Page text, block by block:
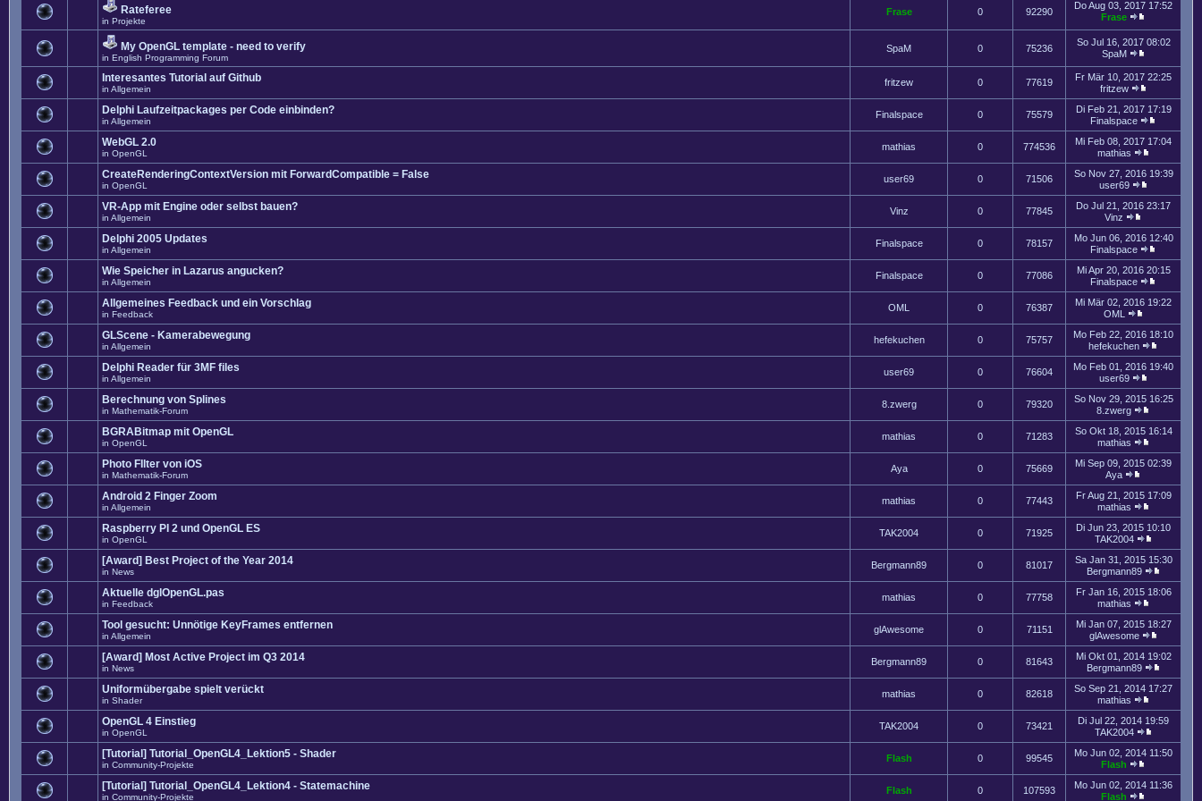
Rateferee
in Projekte
Frase 0 92290
Do Aug 03, 2017 17:52
Frase
My OpenGL template - need to verify
in English Programming Forum
SpaM 0 75236
So Jul 16, 2017 08:02
SpaM
Interesantes Tutorial auf Github
in Allgemein
fritzew 0 77619
Fr Mär 10, 2017 22:25
fritzew
Delphi Laufzeitpackages per Code einbinden?
in Allgemein
Finalspace 0 75579
Di Feb 21, 2017 17:19
Finalspace
WebGL 2.0
in OpenGL
mathias 0 774536
Mi Feb 08, 2017 17:04
mathias
CreateRenderingContextVersion mit ForwardCompatible = False
in OpenGL
user69 0 71506
So Nov 27, 2016 19:39
user69
VR-App mit Engine oder selbst bauen?
in Allgemein
Vinz 0 77845
Do Jul 21, 2016 23:17
Vinz
Delphi 2005 Updates
in Allgemein
Finalspace 0 78157
Mo Jun 06, 2016 12:40
Finalspace
Wie Speicher in Lazarus angucken?
in Allgemein
Finalspace 0 77086
Mi Apr 20, 2016 20:15
Finalspace
Allgemeines Feedback und ein Vorschlag
in Feedback
OML 0 76387
Mi Mär 02, 2016 19:22
OML
GLScene - Kamerabewegung
in Allgemein
hefekuchen 0 75757
Mo Feb 22, 2016 18:10
hefekuchen
Delphi Reader für 3MF files
in Allgemein
user69 0 76604
Mo Feb 01, 2016 19:40
user69
Berechnung von Splines
in Mathematik-Forum
8.zwerg 0 79320
So Nov 29, 2015 16:25
8.zwerg
BGRABitmap mit OpenGL
in OpenGL
mathias 0 71283
So Okt 18, 2015 16:14
mathias
Photo FIlter von iOS
in Mathematik-Forum
Aya 0 75669
Mi Sep 09, 2015 02:39
Aya
Android 2 Finger Zoom
in Allgemein
mathias 0 77443
Fr Aug 21, 2015 17:09
mathias
Raspberry PI 2 und OpenGL ES
in OpenGL
TAK2004 0 71925
Di Jun 23, 2015 10:10
TAK2004
[Award] Best Project of the Year 2014
in News
Bergmann89 0 81017
Sa Jan 31, 2015 15:30
Bergmann89
Aktuelle dglOpenGL.pas
in Feedback
mathias 0 77758
Fr Jan 16, 2015 18:06
mathias
Tool gesucht: Unnötige KeyFrames entfernen
in Allgemein
glAwesome 0 71151
Mi Jan 07, 2015 18:27
glAwesome
[Award] Most Active Project im Q3 2014
in News
Bergmann89 0 81643
Mi Okt 01, 2014 19:02
Bergmann89
Uniformübergabe spielt verückt
in Shader
mathias 0 82618
So Sep 21, 2014 17:27
mathias
OpenGL 4 Einstieg
in OpenGL
TAK2004 0 73421
Di Jul 22, 2014 19:59
TAK2004
[Tutorial] Tutorial_OpenGL4_Lektion5 - Shader
in Community-Projekte
Flash 0 99545
Mo Jun 02, 2014 11:50
Flash
[Tutorial] Tutorial_OpenGL4_Lektion4 - Statemachine
in Community-Projekte
Flash 0 107593
Mo Jun 02, 2014 11:36
Flash